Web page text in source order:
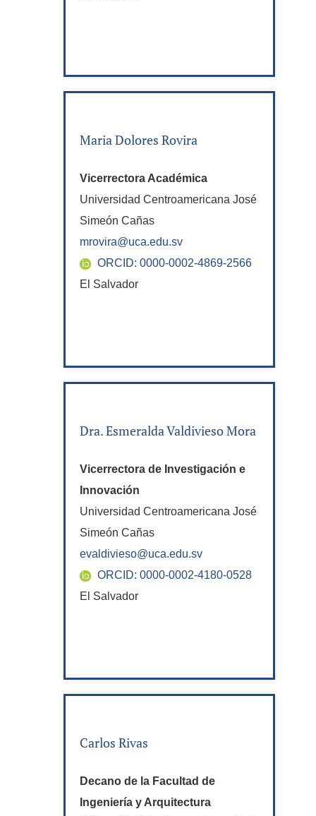
Maria Dolores Rovira
Vicerrectora Académica
Universidad Centroamericana José
Simeón Cañas
mrovira@uca.edu.sv
ORCID: 0000-0002-4869-2566
El Salvador
Dra. Esmeralda Valdivieso Mora
Vicerrectora de Investigación e
Innovación
Universidad Centroamericana José
Simeón Cañas
evaldivieso@uca.edu.sv
ORCID: 0000-0002-4180-0528
El Salvador
Carlos Rivas
Decano de la Facultad de
Ingeniería y Arquitectura